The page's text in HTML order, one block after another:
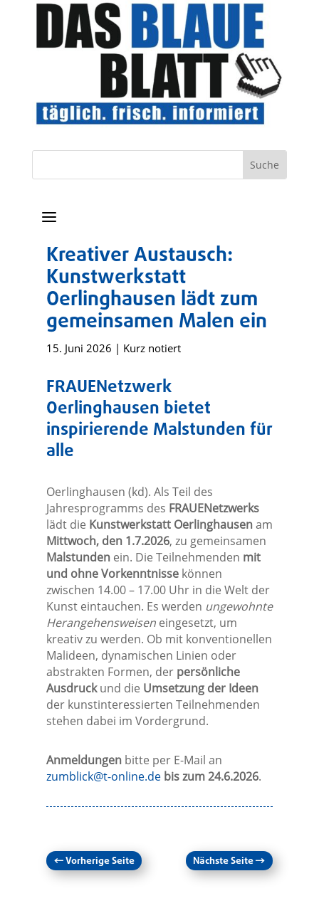
a
Kreativer Austausch:
Kunstwerkstatt
Oerlinghausen lädt zum
gemeinsamen Malen ein
15. Juni 2026 | Kurz notiert
FRAUENetzwerk
Oerlinghausen bietet
inspirierende Malstunden für
alle
Oerlinghausen (kd). Als Teil des
Jahresprogramms des FRAUENetzwerks
lädt die Kunstwerkstatt Oerlinghausenam
Mittwoch, den 1.7.2026, zu gemeinsamen
Malstundenein. Die Teilnehmenden mit
und ohne Vorkenntnissekönnen
zwischen 14.00 – 17.00 Uhr in die Welt der
Kunst eintauchen. Es werden ungewohnte
Herangehensweiseneingesetzt, um
kreativ zu werden. Ob mit konventionellen
Malideen, dynamischen Linien oder
abstrakten Formen, der persönliche
Ausdruckund die Umsetzung der Ideen
der kunstinteressierten Teilnehmenden
stehen dabei im Vordergrund.
Anmeldungenbitte per E-Mail an
zumblick@t-online.de bis zum 24.6.2026.
←Vorherige Seite Nächste Seite→